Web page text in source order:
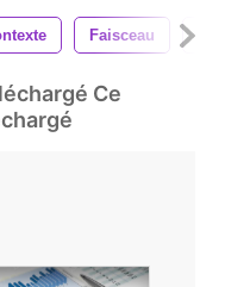
Faisceau
Ce